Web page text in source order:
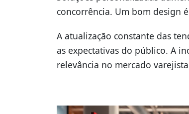
concorrência. Um bom design
A atualização constante das
as expectativas do público. A
relevância no mercado